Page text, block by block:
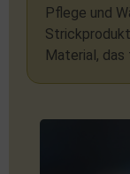
Pflege und
Material, das